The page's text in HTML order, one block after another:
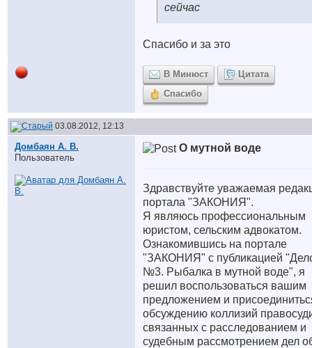
сейчас
Спасибо и за это
В Минюст
Цитата
Спасибо
03.08.2012, 12:13
Домбаян А. В.
Пользователь
О мутной воде
Здравствуйте уважаемая
портала "ЗАКОНИЯ".
Я являюсь профессиональным
юристом, сельским адвокатом.
Ознакомившись на портале
"ЗАКОНИЯ" с публикацией
№3. Рыбалка в мутной воде", я
решил воспользоваться вашим
предложением и
обсуждению коллизий
связанных с расследованием и
судебным рассмотрением дел